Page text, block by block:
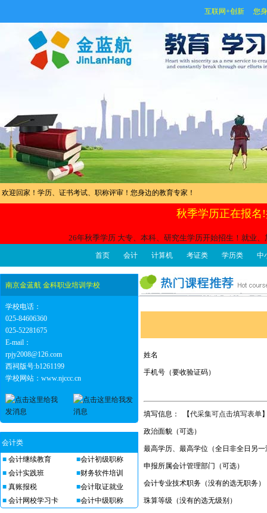
互联网+创新 您身
欢迎回家！学历、证书考试、职称评审！您身边的教育专家！
秋季学历正在报名
26年秋季学历 大专、本科、研究生学历开始招生！就业
首页 会计 计算机 考证类 学历类 中
南京金蓝航 金科职业培训学校
学校电话：
025-84606360
025-52281675
E-mail：
rpjy2008@126.com
西祠版号:b1261199
学校网站：www.njccc.cn
会计类
■ 会计继续教育 ■会计初级职称
■ 会计实践班 ■财务软件培训
■ 真账报税 ■会计取证就业
■ 会计网校学习卡 ■会计中级职称
姓名
手机号（要收验证码）
填写信息： 【代采集可点击填写表单
政治面貌（可选）
最高学历、最高学位（全日非全日另
申报所属会计管理部门（可选）
会计专业技术职务（没有的选无职务）
珠算等级（没有的选无级别）